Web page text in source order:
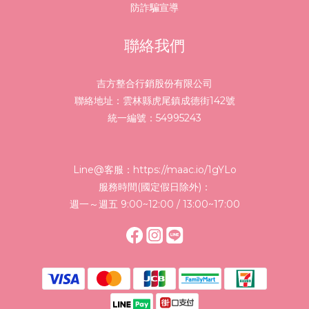
防詐騙宣導
聯絡我們
吉方整合行銷股份有限公司
聯絡地址：雲林縣虎尾鎮成德街142號
統一編號：54995243
Line@客服： https://maac.io/1gYLo
服務時間(國定假日除外)：
週一～週五 9:00~12:00 / 13:00~17:00